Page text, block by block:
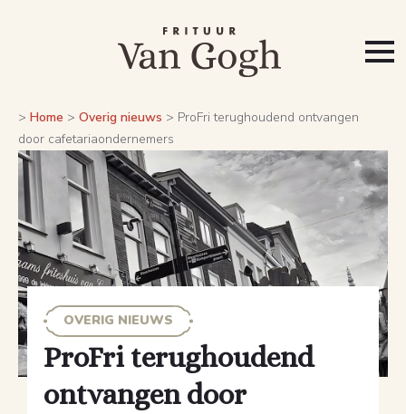
> Home > Overig nieuws > ProFri terughoudend ontvangen
door cafetariaondernemers
OVERIG NIEUWS
ProFri terughoudend
ontvangen door